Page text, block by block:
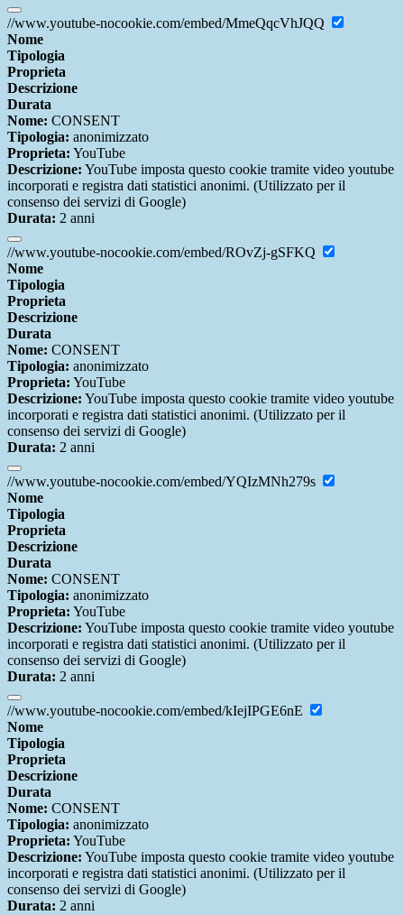
//www.youtube-nocookie.com/embed/MmeQqcVhJQQ
Nome
Tipologia
Proprieta
Descrizione
Durata
Nome: CONSENT
Tipologia: anonimizzato
Proprieta: YouTube
Descrizione: YouTube imposta questo cookie tramite video youtube
incorporati e registra dati statistici anonimi. (Utilizzato per il
consenso dei servizi di Google)
Durata: 2 anni
//www.youtube-nocookie.com/embed/ROvZj-gSFKQ
Nome
Tipologia
Proprieta
Descrizione
Durata
Nome: CONSENT
Tipologia: anonimizzato
Proprieta: YouTube
Descrizione: YouTube imposta questo cookie tramite video youtube
incorporati e registra dati statistici anonimi. (Utilizzato per il
consenso dei servizi di Google)
Durata: 2 anni
//www.youtube-nocookie.com/embed/YQIzMNh279s
Nome
Tipologia
Proprieta
Descrizione
Durata
Nome: CONSENT
Tipologia: anonimizzato
Proprieta: YouTube
Descrizione: YouTube imposta questo cookie tramite video youtube
incorporati e registra dati statistici anonimi. (Utilizzato per il
consenso dei servizi di Google)
Durata: 2 anni
//www.youtube-nocookie.com/embed/kIejIPGE6nE
Nome
Tipologia
Proprieta
Descrizione
Durata
Nome: CONSENT
Tipologia: anonimizzato
Proprieta: YouTube
Descrizione: YouTube imposta questo cookie tramite video youtube
incorporati e registra dati statistici anonimi. (Utilizzato per il
consenso dei servizi di Google)
Durata: 2 anni